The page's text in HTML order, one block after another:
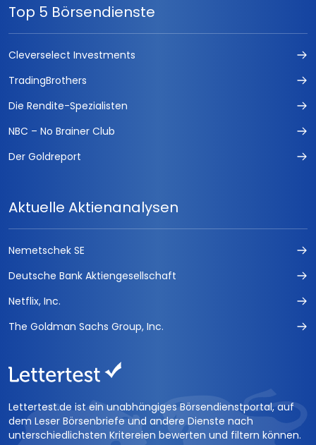
Top 5 Börsendienste
Cleverselect Investments
TradingBrothers
Die Rendite-Spezialisten
NBC – No Brainer Club
Der Goldreport
Aktuelle Aktienanalysen
Nemetschek SE
Deutsche Bank Aktiengesellschaft
Netflix, Inc.
The Goldman Sachs Group, Inc.
Lettertest.de ist ein unabhängiges Börsendienstportal, auf
dem Leser Börsenbriefe und andere Dienste nach
unterschiedlichsten Kritereien bewerten und filtern können.